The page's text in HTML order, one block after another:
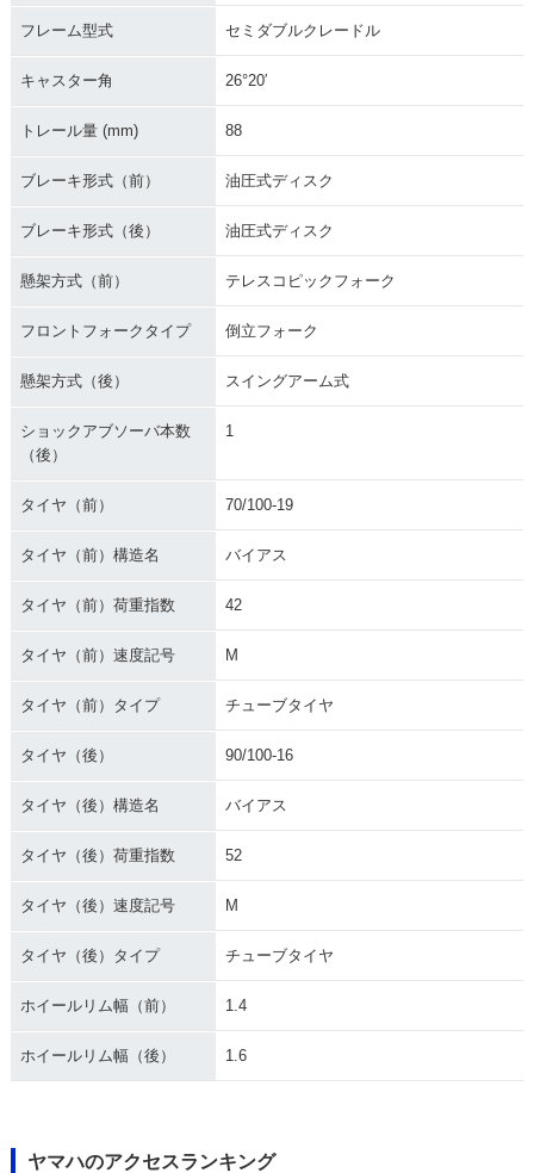
フレーム型式 セミダブルクレードル
キャスター角 26°20′
トレール量 (mm) 88
ブレーキ形式（前） 油圧式ディスク
ブレーキ形式（後） 油圧式ディスク
懸架方式（前） テレスコピックフォーク
フロントフォークタイプ 倒立フォーク
懸架方式（後） スイングアーム式
ショックアブソーバ本数
（後）
1
タイヤ（前） 70/100-19
タイヤ（前）構造名 バイアス
タイヤ（前）荷重指数 42
タイヤ（前）速度記号 M
タイヤ（前）タイプ チューブタイヤ
タイヤ（後） 90/100-16
タイヤ（後）構造名 バイアス
タイヤ（後）荷重指数 52
タイヤ（後）速度記号 M
タイヤ（後）タイプ チューブタイヤ
ホイールリム幅（前） 1.4
ホイールリム幅（後） 1.6
ヤマハのアクセスランキング